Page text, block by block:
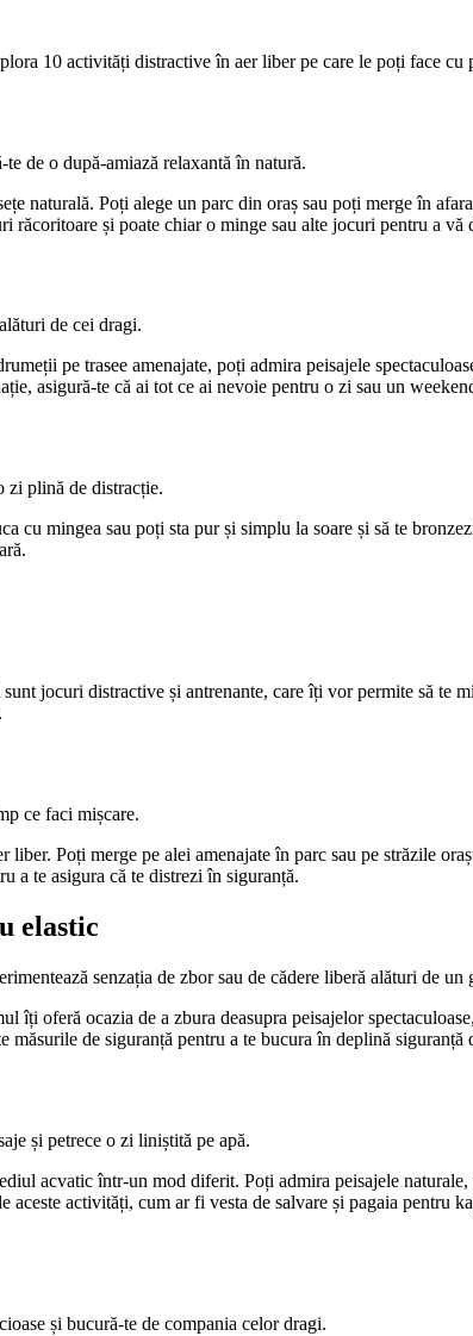
10 activități distractive în aer liber pe care le poți face cu
de o după-amiază relaxantă în natură.
naturală. Poți alege un parc din oraș sau poți merge în
și poate chiar o minge sau alte jocuri pentru a vă
de cei dragi.
pe trasee amenajate, poți admira peisajele
asigură-te că ai tot ce ai nevoie pentru o zi sau un
zi plină de distracție.
mingea sau poți sta pur și simplu la soare și să te
jocuri distractive și antrenante, care îți vor permite să te
ce faci mișcare.
Poți merge pe alei amenajate în parc sau pe străzile
a te asigura că te distrezi în siguranță.
elastic
senzația de zbor sau de cădere liberă alături de un
îți oferă ocazia de a zbura deasupra peisajelor
de siguranță pentru a te bucura în deplină siguranță
și petrece o zi liniștită pe apă.
acvatic într-un mod diferit. Poți admira peisajele
activități, cum ar fi vesta de salvare și pagaia pentru
și bucură-te de compania celor dragi.